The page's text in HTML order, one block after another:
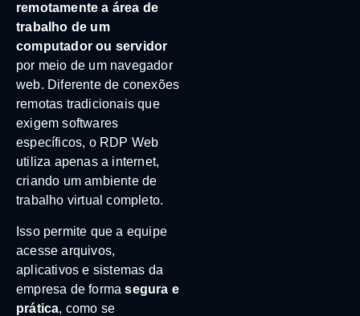
remotamente a área de
trabalho de um
computador ou servidor
por meio de um navegador
web. Diferente de conexões
remotas tradicionais que
exigem softwares
específicos, o RDP Web
utiliza apenas a internet,
criando um ambiente de
trabalho virtual completo.
Isso permite que a equipe
acesse arquivos,
aplicativos e sistemas da
empresa de formasegura e
prática, como se